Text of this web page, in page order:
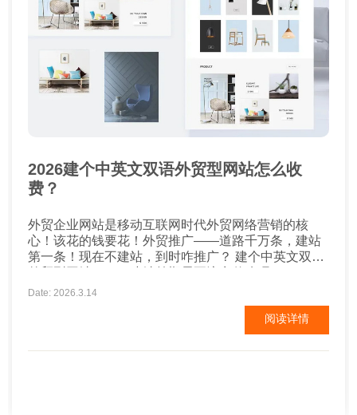
2026建个中英文双语外贸型网站怎么收
费？
外贸企业网站是移动互联网时代外贸网络营销的核
心！该花的钱要花！外贸推广——道路千万条，建站
第一条！现在不建站，到时咋推广？ 建个中英文双语
bilingual foreign trade website in Chinese and
户展示你的产品？——那么你就要着重的去展示你的
Date: 2026.3.14
阅读详情